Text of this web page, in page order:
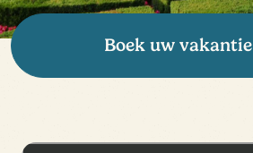
Boek uw vakantie